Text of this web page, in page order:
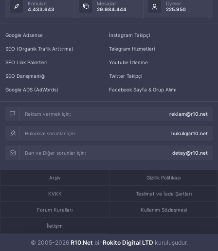
Konular:
4.433.643
Mesajlar:
29.984.444
Üyeler:
225.950
Google Adsense
SEO (Organik Trafik Arttırma)
SEO Link Paketleri
SEO Danışmanlığı
Google ADS (AdWords)
İnstagram Takipçi
Telegram Hizmetleri
Youtube İzlenme
Twitter Takipçi
Facebook Sayfa & Grup Alımı
Reklam vermek için: reklam@r10.net
Hukuksal sorunlar için: hukuk@r10.net
Ban ve Diğer sorunlar için: detay@r10.net
© 2005-2026 R10.Net bir Rokito Digital LTD kuruluşudur.
Arşiv Gizlilik Politikası
KVKK Teslimat ve İade Şartları
Forum Kuralları Kullanım Sözleşmesi
İletişim